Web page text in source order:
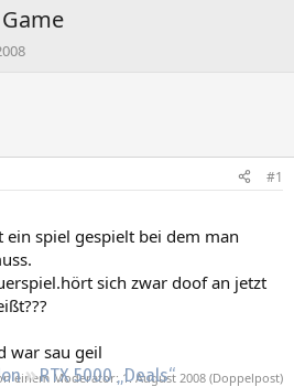
RTX 5000 „Deals“
#1
spiel gespielt bei dem man
sich zwar doof an jetzt
war sau geil
einem Moderator:1. August 2008 (Doppelpost)